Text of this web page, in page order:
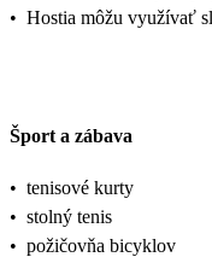
• Hostia môžu využívať
Šport a zábava
• tenisové kurty
• stolný tenis
• požičovňa bicyklov